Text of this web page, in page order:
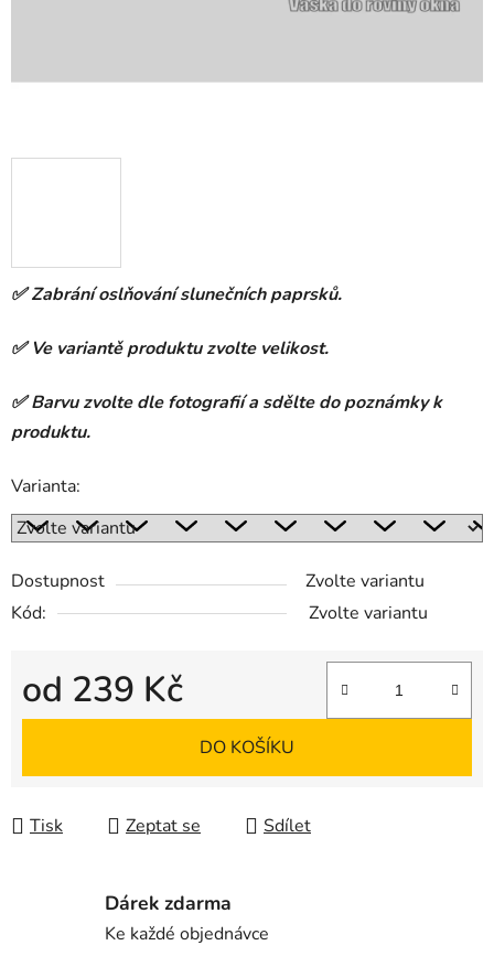
✅ Zabrání oslňování slunečních paprsků.
✅ Ve variantě produktu zvolte velikost.
✅ Barvu zvolte dle fotografií a sdělte do poznámky k
produktu.
Varianta:
Dostupnost
Zvolte variantu
Kód:
Zvolte variantu
od 239 Kč
Měrná cena:
DO KOŠÍKU
Tisk Zeptat se Sdílet
Dárek zdarma
Ke každé objednávce